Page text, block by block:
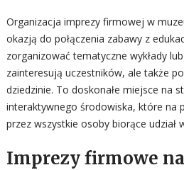
Organizacja imprezy firmowej w
okazją do połączenia zabawy z
zorganizować tematyczne wykłady
zainteresują uczestników, ale także
dziedzinie. To doskonałe miejsce na
interaktywnego środowiska, które na
przez wszystkie osoby biorące udział
Imprezy firmowe